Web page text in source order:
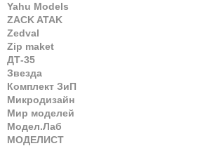
Yahu Models
ZACK ATAK
Zedval
Zip maket
ДТ-35
Звезда
Комплект ЗиП
Микродизайн
Мир моделей
Модел.Лаб
МОДЕЛИСТ